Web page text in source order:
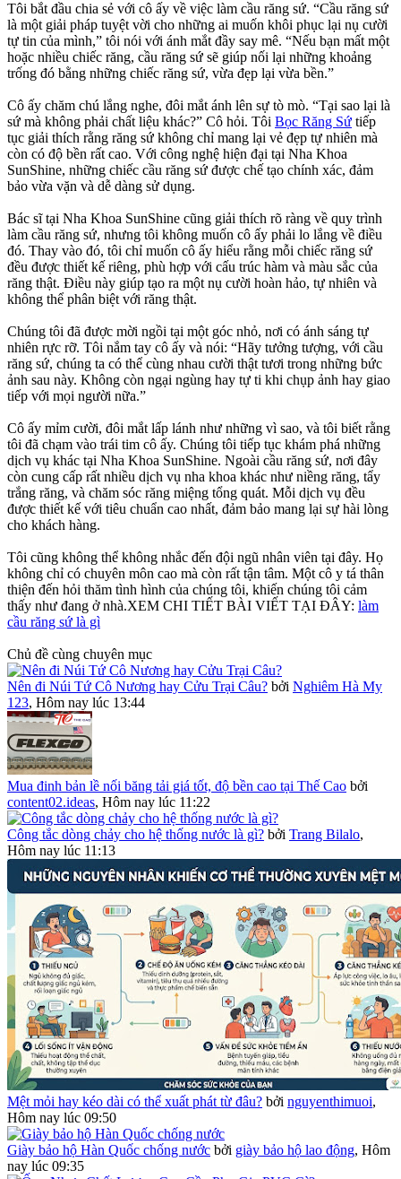
Tôi bắt đầu chia sẻ với cô ấy về việc làm cầu răng sứ. “Cầu răng sứ
là một giải pháp tuyệt vời cho những ai muốn khôi phục lại nụ cười
tự tin của mình,” tôi nói với ánh mắt đầy say mê. “Nếu bạn mất một
hoặc nhiều chiếc răng, cầu răng sứ sẽ giúp nối lại những khoảng
trống đó bằng những chiếc răng sứ, vừa đẹp lại vừa bền.”
Cô ấy chăm chú lắng nghe, đôi mắt ánh lên sự tò mò. “Tại sao lại là
sứ mà không phải chất liệu khác?” Cô hỏi. Tôi Bọc Răng Sứ tiếp
tục giải thích rằng răng sứ không chỉ mang lại vẻ đẹp tự nhiên mà
còn có độ bền rất cao. Với công nghệ hiện đại tại Nha Khoa
SunShine, những chiếc cầu răng sứ được chế tạo chính xác, đảm
bảo vừa vặn và dễ dàng sử dụng.
Bác sĩ tại Nha Khoa SunShine cũng giải thích rõ ràng về quy trình
làm cầu răng sứ, nhưng tôi không muốn cô ấy phải lo lắng về điều
đó. Thay vào đó, tôi chỉ muốn cô ấy hiểu rằng mỗi chiếc răng sứ
đều được thiết kế riêng, phù hợp với cấu trúc hàm và màu sắc của
răng thật. Điều này giúp tạo ra một nụ cười hoàn hảo, tự nhiên và
không thể phân biệt với răng thật.
Chúng tôi đã được mời ngồi tại một góc nhỏ, nơi có ánh sáng tự
nhiên rực rỡ. Tôi nắm tay cô ấy và nói: “Hãy tưởng tượng, với cầu
răng sứ, chúng ta có thể cùng nhau cười thật tươi trong những bức
ảnh sau này. Không còn ngại ngùng hay tự ti khi chụp ảnh hay giao
tiếp với mọi người nữa.”
Cô ấy mỉm cười, đôi mắt lấp lánh như những vì sao, và tôi biết rằng
tôi đã chạm vào trái tim cô ấy. Chúng tôi tiếp tục khám phá những
dịch vụ khác tại Nha Khoa SunShine. Ngoài cầu răng sứ, nơi đây
còn cung cấp rất nhiều dịch vụ nha khoa khác như niềng răng, tẩy
trắng răng, và chăm sóc răng miệng tổng quát. Mỗi dịch vụ đều
được thiết kế với tiêu chuẩn cao nhất, đảm bảo mang lại sự hài lòng
cho khách hàng.
Tôi cũng không thể không nhắc đến đội ngũ nhân viên tại đây. Họ
không chỉ có chuyên môn cao mà còn rất tận tâm. Một cô y tá thân
thiện đến hỏi thăm tình hình của chúng tôi, khiến chúng tôi cảm
thấy như đang ở nhà.XEM CHI TIẾT BÀI VIẾT TẠI ĐÂY: làm
cầu răng sứ là gì
Chủ đề cùng chuyên mục
Nên đi Núi Tứ Cô Nương hay Cửu Trại Câu? bởi Nghiêm Hà My
123, Hôm nay lúc 13:44
Mua đinh bản lề nối băng tải giá tốt, độ bền cao tại Thế Cao bởi
content02.ideas, Hôm nay lúc 11:22
Công tắc dòng chảy cho hệ thống nước là gì? bởi Trang Bilalo,
Hôm nay lúc 11:13
Mệt mỏi hay kéo dài có thể xuất phát từ đâu? bởi nguyenthimuoi,
Hôm nay lúc 09:50
Giày bảo hộ Hàn Quốc chống nước bởi giày bảo hộ lao động, Hôm
nay lúc 09:35